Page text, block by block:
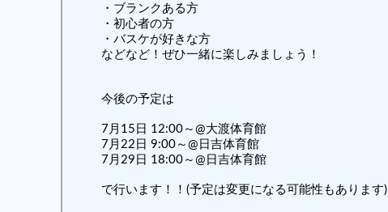
・ブランクある方
・初心者の方
・バスケが好きな方
などなど！ぜひ一緒に楽しみましょう！
今後の予定は
7月15日 12:00～@大渡体育館
7月22日 9:00～@日吉体育館
7月29日 18:00～@日吉体育館
で行います！！(予定は変更になる可能性もあります)